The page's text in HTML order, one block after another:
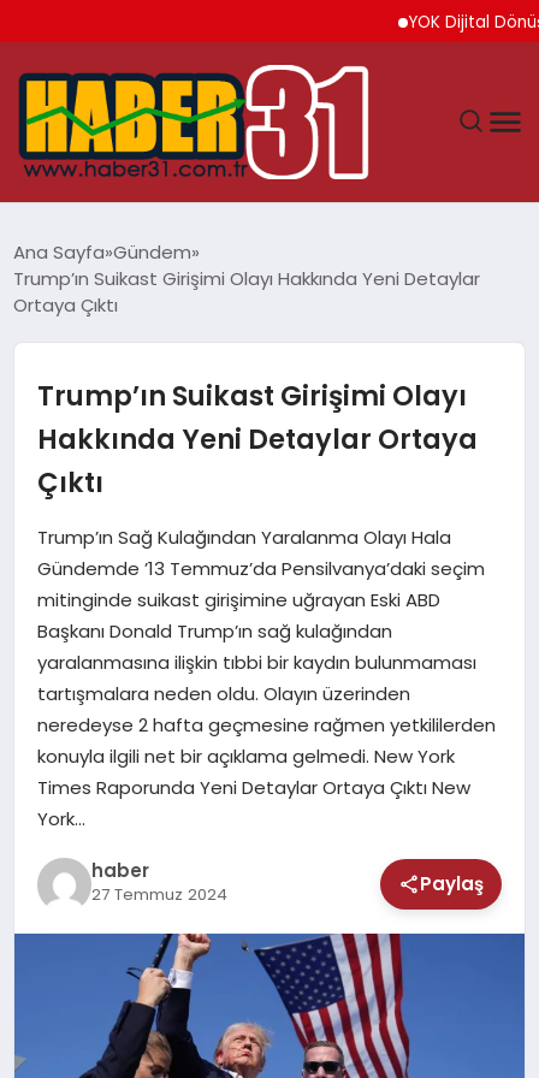
YOK Dijital Dönüşüm
HATAY
GÜNDEM
MAGAZIN
SAĞLIK
TEKNOLOJI
Ana Sayfa Gündem
Trump’ın Suikast Girişimi Olayı Hakkında Yeni Detaylar
Ortaya Çıktı
Trump’ın Suikast Girişimi Olayı
Hakkında Yeni Detaylar Ortaya
Çıktı
Trump’ın Sağ Kulağından Yaralanma Olayı Hala
Gündemde ’13 Temmuz’da Pensilvanya’daki seçim
mitinginde suikast girişimine uğrayan Eski ABD
Başkanı Donald Trump’ın sağ kulağından
yaralanmasına ilişkin tıbbi bir kaydın bulunmaması
tartışmalara neden oldu. Olayın üzerinden
neredeyse 2 hafta geçmesine rağmen yetkililerden
konuyla ilgili net bir açıklama gelmedi. New York
Times Raporunda Yeni Detaylar Ortaya Çıktı New
York…
haber
27 Temmuz 2024 Paylaş